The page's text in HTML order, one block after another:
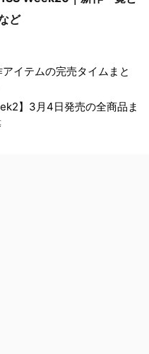
ど
イテムの完売タイムまと
】3月4日発売の全商品ま